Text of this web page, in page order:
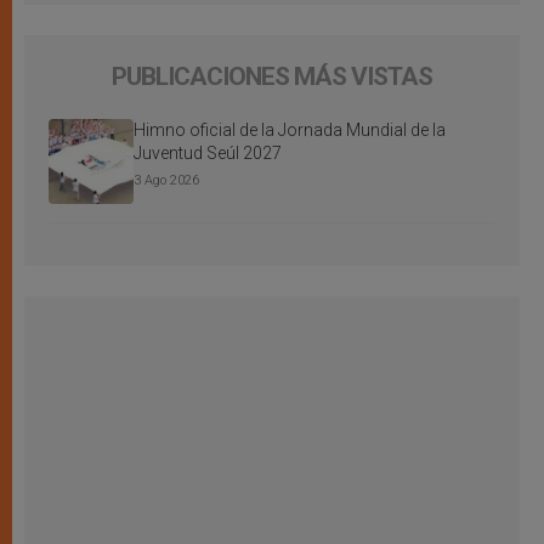
PUBLICACIONES MÁS VISTAS
Himno oficial de la Jornada Mundial de la
Juventud Seúl 2027
3 Ago 2026